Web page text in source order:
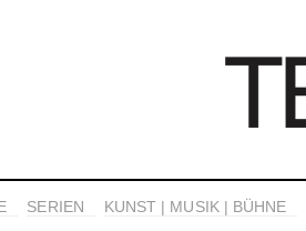
SERIEN KUNST | MUSIK | BÜHNE